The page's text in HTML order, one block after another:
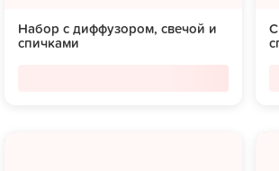
Набор с диффузором, свечой и
спичками